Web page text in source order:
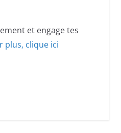
et engage tes
plus, clique ici